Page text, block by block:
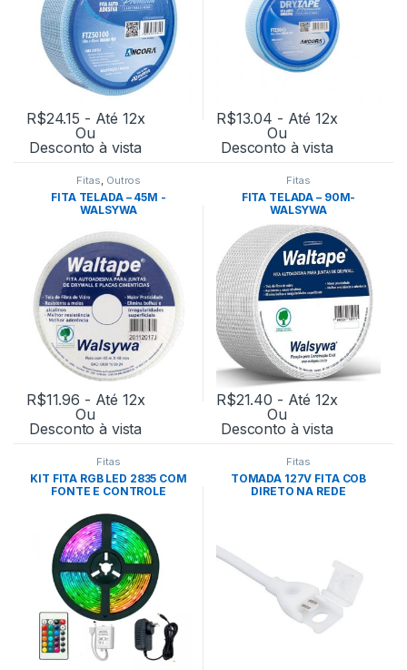
R$24.15 - Até 12x
Ou
Desconto à vista
R$13.04 - Até 12x
Ou
Desconto à vista
Fitas, Outros
FITA TELADA – 45M -
WALSYWA
R$11.96 - Até 12x
Ou
Desconto à vista
Fitas
FITA TELADA – 90M-
WALSYWA
R$21.40 - Até 12x
Ou
Desconto à vista
Fitas
KIT FITA RGB LED 2835 COM
FONTE E CONTROLE
Fitas
TOMADA 127V FITA COB
DIRETO NA REDE